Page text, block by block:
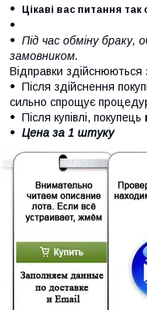
Цікаві вас питання
Під час обміну браку,
замовником.
Відправки здійснюються
Після здійснення
сильно спрощує
Після купівлі, покупець
Цена за 1 штуку